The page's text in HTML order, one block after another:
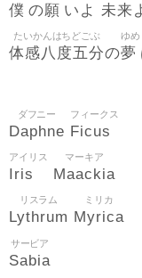
僕 の願 いよ 未来
体感八度五分
たいかんはちどごぶ
の夢
ゆめ
Daphne
ダフニー
Ficus
フィークス
Iris
アイリス
Maackia
マーキア
Lythrum
リスラム
Myrica
ミリカ
Sabia
サービア